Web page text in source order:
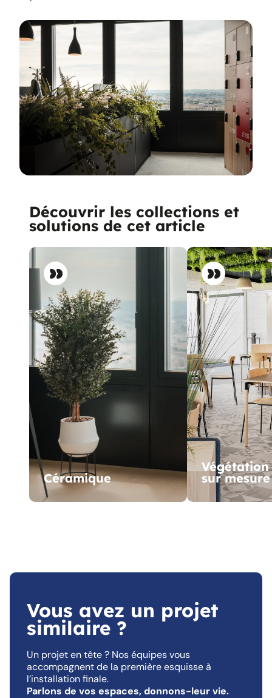
Découvrir les collections et
solutions de cet article
Céramique sur mesure
Vous avez un projet
similaire ?
Un projet en tête ? Nos équipes vous
accompagnent de la première esquisse à
l’installation finale.
Parlons de vos espaces, donnons-leur vie.